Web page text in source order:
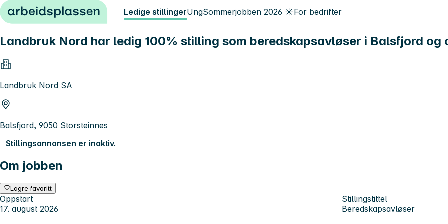
Hopp til innhold Ledige stillingerUngSommerjobben 2026 ☀️For bedrifter
Landbruk Nord har ledig 100% stilling som beredskapsavløser i Balsfjord og
Landbruk Nord SA
Balsfjord, 9050 Storsteinnes
Stillingsannonsen er inaktiv.
Om jobben
Lagre favoritt
Oppstart
17. august 2026
Stillingstittel
Beredskapsavløser